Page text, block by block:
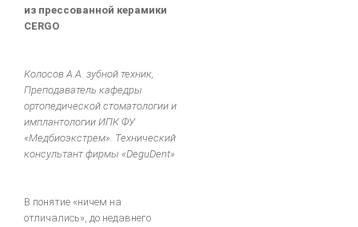
КЛИНИЧЕСКАЯ ОРТОПЕДИЧЕСКАЯ СТОМАТОЛОГИЯ
Стоматологическое обслуживание в Европе
МАТРИЧНЫХ СИСТЕМ
Ошибки в ортопедической стоматологии
Основы СТОМАТОЛОГИЧЕСКОГО МАТЕРИАЛОВЕДЕНИЯ
Техника фрезерования.
из прессованной керамики
CERGO
Колосов А.А. зубной техник,
Преподаватель кафедры
ортопедической стоматологии и
имплантологии ИПК ФУ
«Медбиоэкстрем». Технический
консультант фирмы «DeguDent»
В понятие «ничем на
отличались», до недавнего